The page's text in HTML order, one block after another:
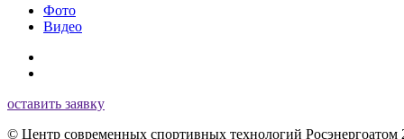
Фото
Видео
оставить заявку
© Центр современных спортивных технологий Росэнергоатом